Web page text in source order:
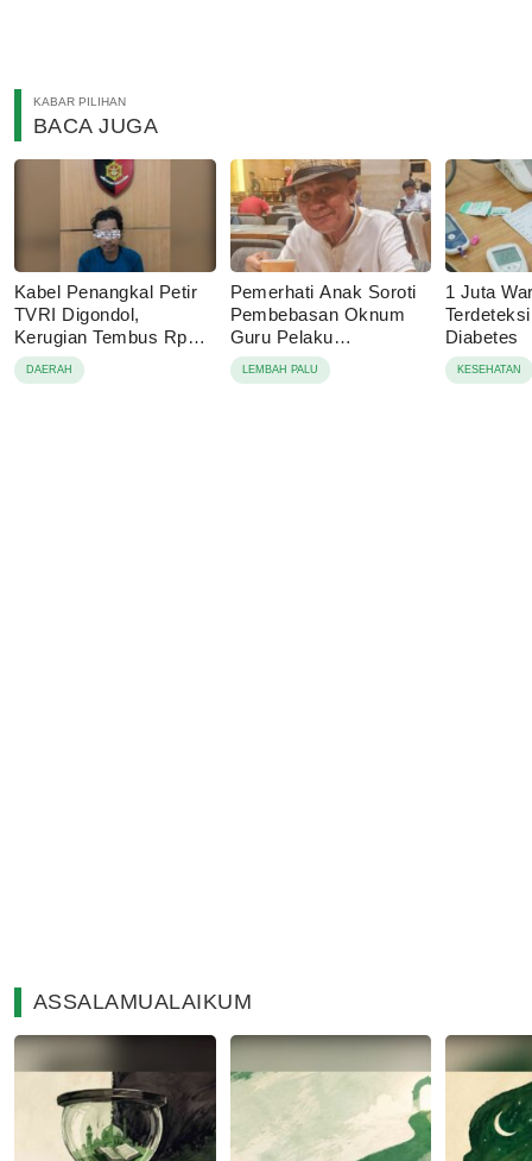
KABAR PILIHAN
BACA JUGA
Kabel Penangkal Petir
TVRI Digondol,
Kerugian Tembus Rp80
Juta
DAERAH
Pemerhati Anak Soroti
Pembebasan Oknum
Guru Pelaku
Pencabulan, Desak
Proses Hukum
LEMBAH PALU
1 Juta
Diabetes
KESEHATAN
ASSALAMUALAIKUM